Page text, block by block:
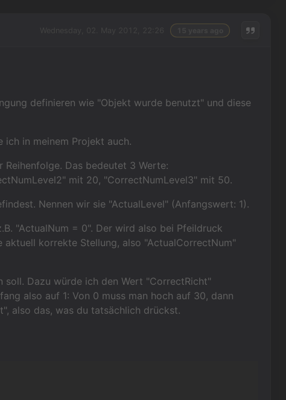
definieren wie "Objekt wurde benutzt" und diese
ich in meinem Projekt auch.
Das bedeutet 3 Werte:
mit 20, "CorrectNumLevel3" mit 50.
Nennen wir sie "ActualLevel" (Anfangswert: 1).
"ActualNum = 0". Der wird also bei Pfeildruck
korrekte Stellung, also "ActualCorrectNum"
soll. Dazu würde ich den Wert "CorrectRicht"
also auf 1: Von 0 muss man hoch auf 30, dann
also das, was du tatsächlich drückst.